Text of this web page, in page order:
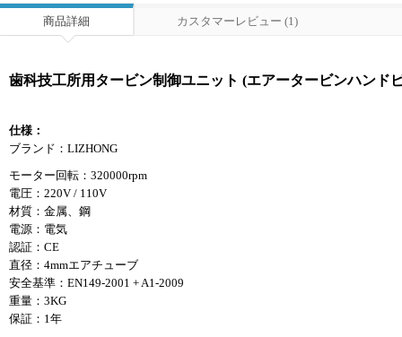
商品詳細 カスタマーレビュー (1)
歯科技工所用タービン制御ユニット (エアータービンハンド
仕様：
ブランド：LIZHONG
モーター回転：320000rpm
電圧：220V / 110V
材質：金属、鋼
電源：電気
認証：CE
直径：4mmエアチューブ
安全基準：EN149-2001 + A1-2009
重量：3KG
保証：1年